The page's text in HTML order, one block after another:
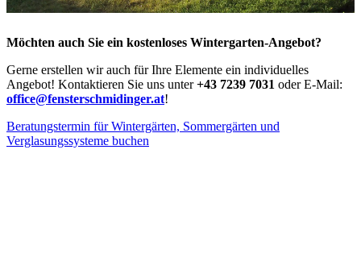
Möchten auch Sie ein kostenloses Wintergarten-Angebot?
Gerne erstellen wir auch für Ihre Elemente ein individuelles
Angebot! Kontaktieren Sie uns unter+43 7239 7031 oder E-Mail:
office@fensterschmidinger.at!
Beratungstermin für Wintergärten, Sommergärten und
Verglasungssysteme buchen